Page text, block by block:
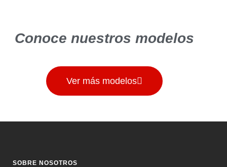
Conoce nuestros modelos
Ver más modelos
SOBRE NOSOTROS